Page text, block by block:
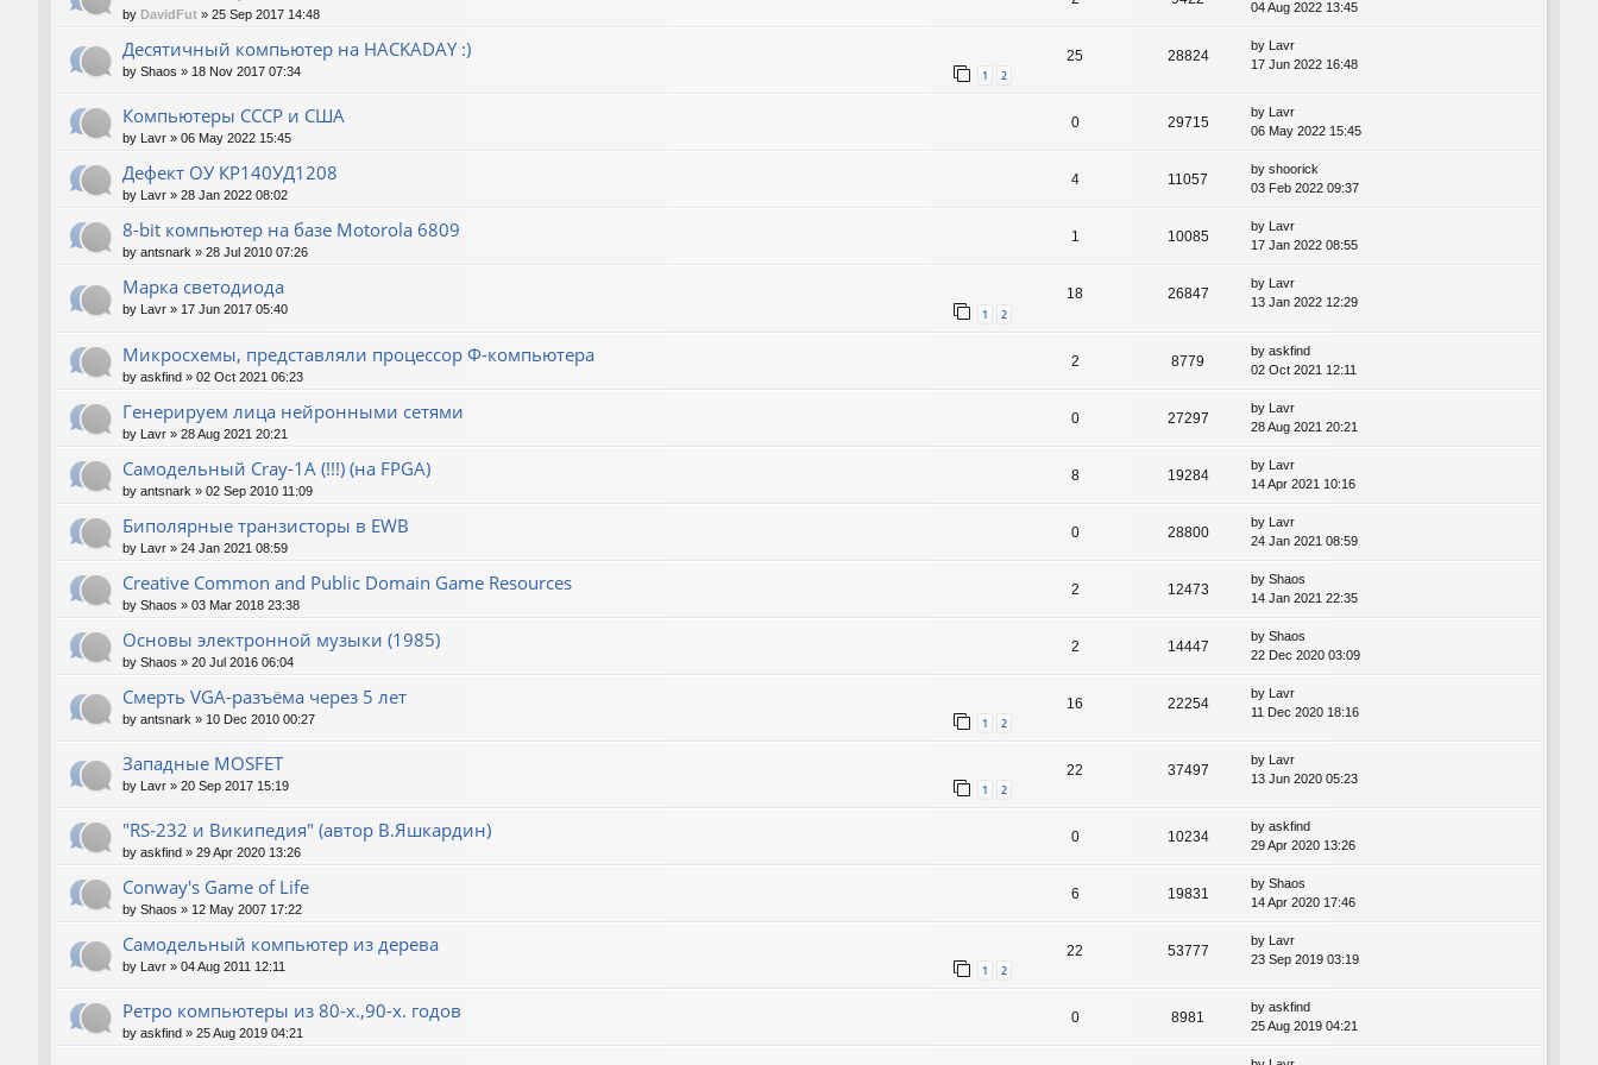
by DavidFut » 25 Sep 2017 14:48 04 Aug 2022 13:45
Десятичный компьютер на HACKADAY :)
by Shaos » 18 Nov 2017 07:34 1 2
25 28824
by
Lavr
17 Jun 2022 16:48
Компьютеры СССР и США
by Lavr » 06 May 2022 15:45
0 29715
by Lavr
06 May 2022 15:45
Дефект ОУ КР140УД1208
by Lavr » 28 Jan 2022 08:02
4 11057
by shoorick
03 Feb 2022 09:37
8-bit компьютер на базе Motorola 6809
by antsnark » 28 Jul 2010 07:26
1 10085
by Lavr
17 Jan 2022 08:55
Марка светодиода
by Lavr » 17 Jun 2017 05:40 1 2
18 26847
by Lavr
13 Jan 2022 12:29
Микросхемы, представляли процессор Ф-компьютера
by askfind » 02 Oct 2021 06:23
2 8779
by askfind
02 Oct 2021 12:11
Генерируем лица нейронными сетями
by Lavr » 28 Aug 2021 20:21
0 27297
by Lavr
28 Aug 2021 20:21
Cамодельный Cray-1A (!!!) (на FPGA)
by antsnark » 02 Sep 2010 11:09
8 19284
by Lavr
14 Apr 2021 10:16
Биполярные транзисторы в EWB
by Lavr » 24 Jan 2021 08:59
0 28800
by Lavr
24 Jan 2021 08:59
Creative Common and Public Domain Game Resources
by Shaos » 03 Mar 2018 23:38
2 12473
by Shaos
14 Jan 2021 22:35
Основы электронной музыки (1985)
by Shaos » 20 Jul 2016 06:04
2 14447
by Shaos
22 Dec 2020 03:09
Смерть VGA-разъёма через 5 лет
by antsnark » 10 Dec 2010 00:27 1 2
16 22254
by Lavr
11 Dec 2020 18:16
Западные MOSFET
by Lavr » 20 Sep 2017 15:19 1 2
22 37497
by Lavr
13 Jun 2020 05:23
"RS-232 и Википедия" (автор В.Яшкардин)
by askfind » 29 Apr 2020 13:26
0 10234
by askfind
29 Apr 2020 13:26
Conway's Game of Life
by Shaos » 12 May 2007 17:22
6 19831
by Shaos
14 Apr 2020 17:46
Самодельный компьютер из дерева
by Lavr » 04 Aug 2011 12:11 1 2
22 53777
by Lavr
23 Sep 2019 03:19
Ретро компьютеры из 80-х.,90-х. годов
by askfind » 25 Aug 2019 04:21
0 8981
by askfind
25 Aug 2019 04:21